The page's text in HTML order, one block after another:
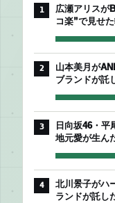
1
広瀬アリスが
コ楽”で見せ
2
山本美月が
ブランドが託
3
日向坂46・
地元愛が生ん
4
北川景子がハ
ランドが託し